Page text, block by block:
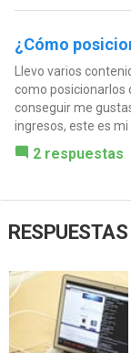
¿Cómo
Llevo varios
como posicionarlos
conseguir me
ingresos, este es mi
2 respuestas